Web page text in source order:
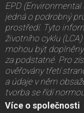
EPD
jedná o podrobný
prostředí. Tyto
životního cyklu
mohou být
za podstatné. Pro
ověřovány třetí
a údaje v něm
tvorba se řídí
Více o společnosti